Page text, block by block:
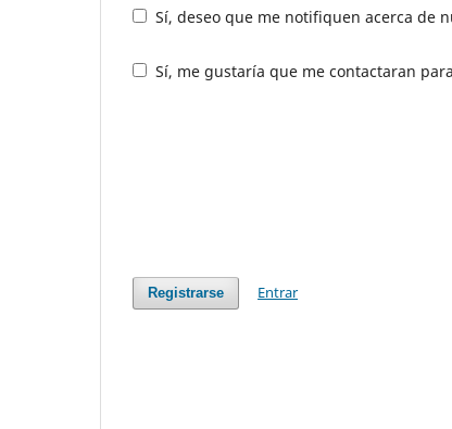
Sí, deseo que me notifiquen acerca de
Sí, me gustaría que me contactaran
Registrarse Entrar